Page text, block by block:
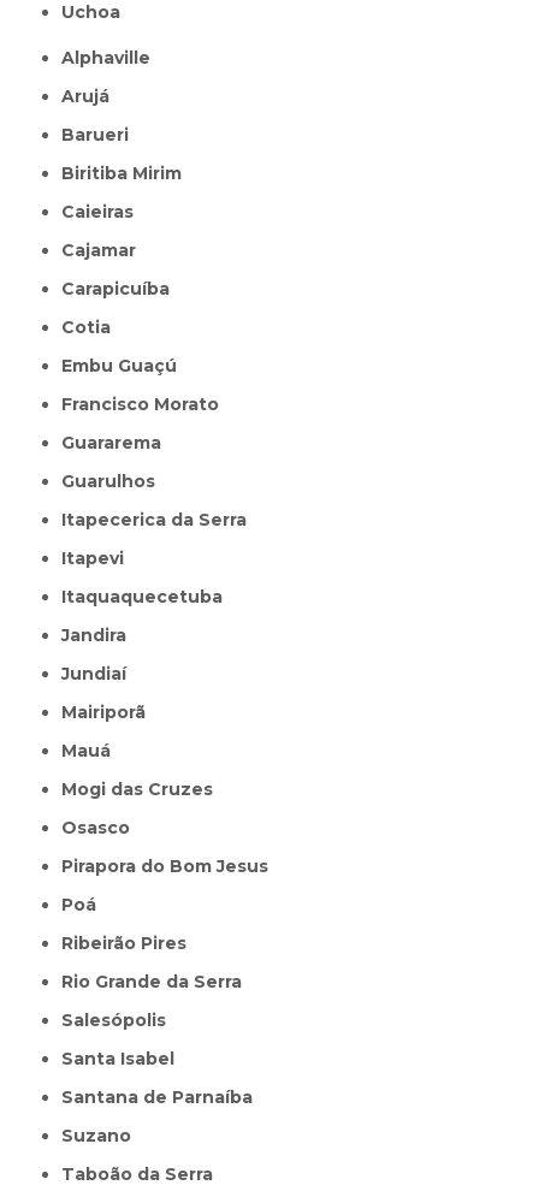
Uchoa
Alphaville
Arujá
Barueri
Biritiba Mirim
Caieiras
Cajamar
Carapicuíba
Cotia
Embu Guaçú
Francisco Morato
Guararema
Guarulhos
Itapecerica da Serra
Itapevi
Itaquaquecetuba
Jandira
Jundiaí
Mairiporã
Mauá
Mogi das Cruzes
Osasco
Pirapora do Bom Jesus
Poá
Ribeirão Pires
Rio Grande da Serra
Salesópolis
Santa Isabel
Santana de Parnaíba
Suzano
Taboão da Serra